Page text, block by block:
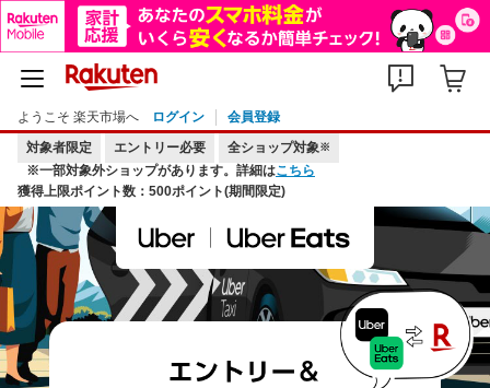
ようこそ 楽天市場へ ログイン
会員登録
対象者限定
エントリー必要 全ショップ対象※
※一部対象外ショップがあります。詳細はこちら
獲得上限ポイント数：500ポイント(期間限定)